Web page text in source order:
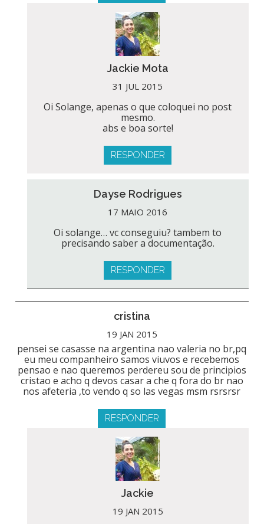
Jackie Mota
31 JUL 2015
Oi Solange, apenas o que coloquei no post
mesmo.
abs e boa sorte!
RESPONDER
Dayse Rodrigues
17 MAIO 2016
Oi solange… vc conseguiu? tambem to
precisando saber a documentação.
RESPONDER
cristina
19 JAN 2015
pensei se casasse na argentina nao valeria no br,pq
eu meu companheiro samos viuvos e recebemos
pensao e nao queremos perdereu sou de principios
cristao e acho q devos casar a che q fora do br nao
nos afeteria ,to vendo q so las vegas msm rsrsrsr
RESPONDER
Jackie
19 JAN 2015